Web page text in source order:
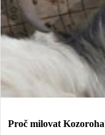
Proč milovat